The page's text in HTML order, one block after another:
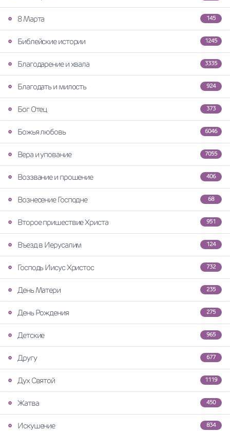
145
8 Марта
1245
Библейские истории
3335
Благодарение и хвала
924
Благодать и милость
373
Бог Отец
6046
Божья любовь
7055
Вера и упование
406
Воззвание и прошение
68
Вознесение Господне
951
Второе пришествие Христа
124
Въезд в Иерусалим
732
Господь Иисус Христос
235
День Матери
275
День Рождения
965
Детские
677
Другу
1119
Дух Святой
450
Жатва
834
Искушение